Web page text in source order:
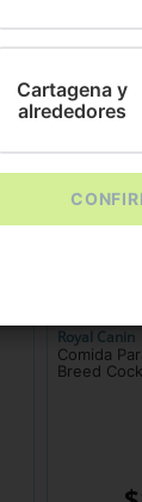
Royal Canin
Comida
Breed
Cartagena y
alrededores